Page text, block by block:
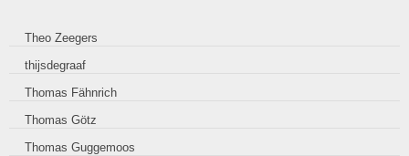
Theo Zeegers
thijsdegraaf
Thomas Fähnrich
Thomas Götz
Thomas Guggemoos